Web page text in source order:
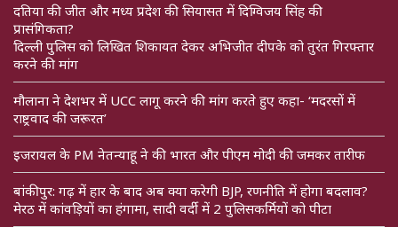
दतिया की जीत और मध्य प्रदेश की सियासत में दिग्विजय सिंह की
प्रासंगिकता?
दिल्ली पुलिस को लिखित शिकायत देकर अभिजीत दीपके को तुरंत गिरफ्तार
करने की मांग
मौलाना ने देशभर में UCC लागू करने की मांग करते हुए कहा- ‘मदरसों में
राष्ट्रवाद की जरूरत’
इजरायल के PM नेतन्याहू ने की भारत और पीएम मोदी की जमकर तारीफ
बांकीपुर: गढ़ में हार के बाद अब क्या करेगी BJP, रणनीति में होगा बदलाव?
मेरठ में कांवड़ियों का हंगामा, सादी वर्दी में 2 पुलिसकर्मियों को पीटा